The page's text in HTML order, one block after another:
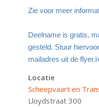
Zie voor meer
Deelname is gratis,
gesteld. Stuur
mailadres uit de
Locatie
Scheepvaart en
Lloydstraat 300